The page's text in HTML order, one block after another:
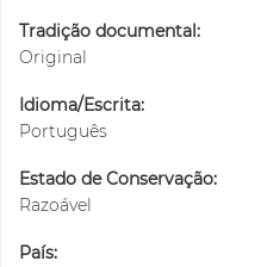
Tradição documental:
Original
Idioma/Escrita:
Português
Estado de Conservação:
Razoável
País: